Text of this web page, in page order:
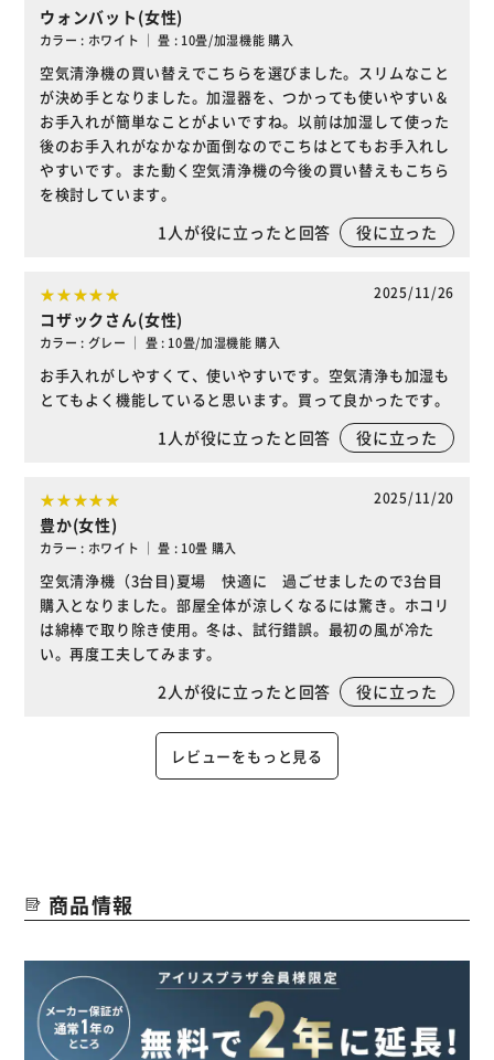
ウォンバット(女性)
カラー : ホワイト ｜ 畳 : 10畳/加湿機能 購入
空気清浄機の買い替えでこちらを選びました。スリムなこと
が決め手となりました。加湿器を、つかっても使いやすい＆
お手入れが簡単なことがよいですね。以前は加湿して使った
後のお手入れがなかなか面倒なのでこちはとてもお手入れし
やすいです。また動く空気清浄機の今後の買い替えもこちら
を検討しています。
1 人が役に立ったと回答 役に立った
2025/11/26
コザックさん(女性)
カラー : グレー ｜ 畳 : 10畳/加湿機能 購入
お手入れがしやすくて、使いやすいです。空気清浄も加湿も
とてもよく機能していると思います。買って良かったです。
1 人が役に立ったと回答 役に立った
2025/11/20
豊か(女性)
カラー : ホワイト ｜ 畳 : 10畳 購入
空気清浄機（3台目)夏場 快適に 過ごせましたので3台目
購入となりました。部屋全体が涼しくなるには驚き。ホコリ
は綿棒で取り除き使用。冬は、試行錯誤。最初の風が冷た
い。再度工夫してみます。
2人が役に立ったと回答 役に立った
レビューをもっと見る
商品情報